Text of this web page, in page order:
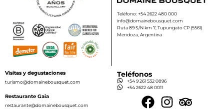
Teléfono: +54 2622 480 000
info@domainebousquet.com
Ruta 89 S/N km 7, Tupungato CP (5561)
Mendoza, Argentina
Visitas y degustaciones
turismo@domainebousquet.com
Restaurante Gaia
restaurante@domainebousquet.com
Teléfonos
+54 9 261 532 0896
+54 2622 48 0011